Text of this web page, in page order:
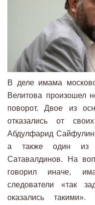
В деле имама
Велитова произошел
поворот. Двое из
отказались от
Абдулфарид
а также один из
Сатавалдинов. На
говорил иначе,
следователи «так
оказались